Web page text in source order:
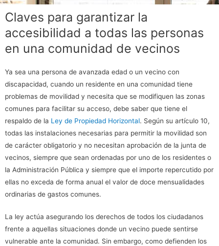
Claves para garantizar la
accesibilidad a todas las personas
en una comunidad de vecinos
Ya sea una persona de avanzada edad o un vecino con
discapacidad, cuando un residente en una comunidad tiene
problemas de movilidad y necesita que se modifiquen las zonas
comunes para facilitar su acceso, debe saber que tiene el
respaldo de la Ley de Propiedad Horizontal. Según su artículo 10,
todas las instalaciones necesarias para permitir la movilidad son
de carácter obligatorio y no necesitan aprobación de la junta de
vecinos, siempre que sean ordenadas por uno de los residentes o
la Administración Pública y siempre que el importe repercutido por
ellas no exceda de forma anual el valor de doce mensualidades
ordinarias de gastos comunes.
La ley actúa asegurando los derechos de todos los ciudadanos
frente a aquellas situaciones donde un vecino puede sentirse
vulnerable ante la comunidad. Sin embargo, como defienden los